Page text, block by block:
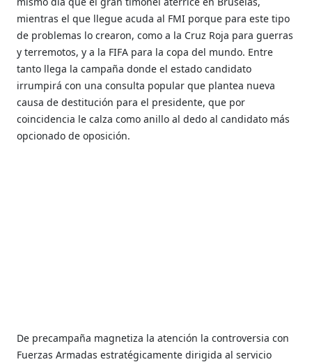
mientras el que llegue acuda al FMI porque para este tipo
de problemas lo crearon, como a la Cruz Roja para guerras
y terremotos, y a la FIFA para la copa del mundo. Entre
tanto llega la campaña donde el estado candidato
irrumpirá con una consulta popular que plantea nueva
causa de destitución para el presidente, que por
coincidencia le calza como anillo al dedo al candidato más
opcionado de oposición.
De precampaña magnetiza la atención la controversia con
Fuerzas Armadas estratégicamente dirigida al servicio